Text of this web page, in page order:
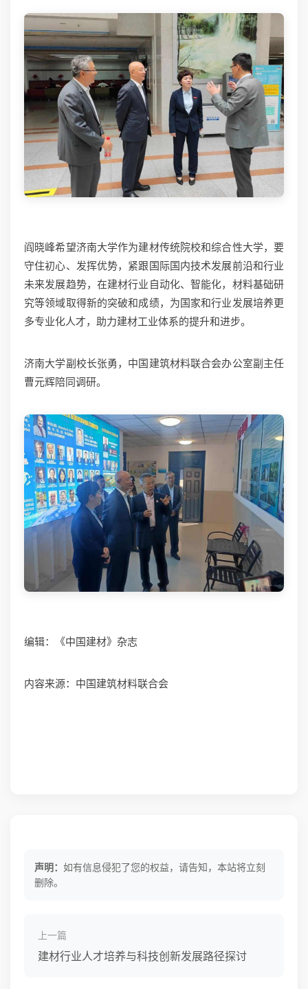
阎晓峰希望济南大学作为建材传统院校和综合性大学，要
守住初心、发挥优势，紧跟国际国内技术发展前沿和行业
未来发展趋势，在建材行业自动化、智能化，材料基础研
究等领域取得新的突破和成绩，为国家和行业发展培养更
多专业化人才，助力建材工业体系的提升和进步。
济南大学副校长张勇，中国建筑材料联合会办公室副主任
曹元辉陪同调研。
编辑：《中国建材》杂志
内容来源：中国建筑材料联合会
声明： 如有信息侵犯了您的权益，请告知，本站将立刻
删除。
上一篇
建材行业人才培养与科技创新发展路径探讨